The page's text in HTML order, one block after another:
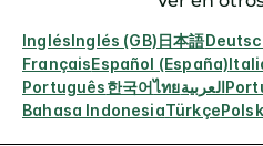
InglésInglés (GB)日本語
FrançaisEspañol (España)
Português한국어ไทยالعربية
Bahasa IndonesiaTürkçe